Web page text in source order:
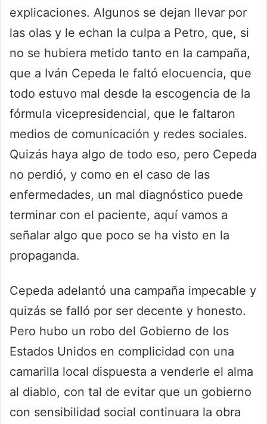
explicaciones. Algunos se dejan llevar por
las olas y le echan la culpa a Petro, que, si
no se hubiera metido tanto en la campaña,
que a Iván Cepeda le faltó elocuencia, que
todo estuvo mal desde la escogencia de la
fórmula vicepresidencial, que le faltaron
medios de comunicación y redes sociales.
Quizás haya algo de todo eso, pero Cepeda
no perdió, y como en el caso de las
enfermedades, un mal diagnóstico puede
terminar con el paciente, aquí vamos a
señalar algo que poco se ha visto en la
propaganda.
Cepeda adelantó una campaña impecable y
quizás se falló por ser decente y honesto.
Pero hubo un robo del Gobierno de los
Estados Unidos en complicidad con una
camarilla local dispuesta a venderle el alma
al diablo, con tal de evitar que un gobierno
con sensibilidad social continuara la obra